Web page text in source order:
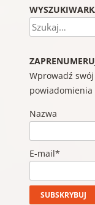
Szukaj
Wprowadź
powiadomienia
Nazwa
E-mail*